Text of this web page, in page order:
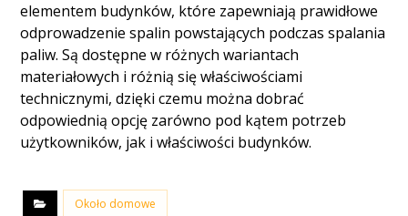
elementem budynków, które zapewniają prawidłowe
odprowadzenie spalin powstających podczas spalania
paliw. Są dostępne w różnych wariantach
materiałowych i różnią się właściwościami
technicznymi, dzięki czemu można dobrać
odpowiednią opcję zarówno pod kątem potrzeb
użytkowników, jak i właściwości budynków.
Około domowe